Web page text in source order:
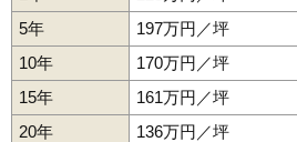
5年
197万円／坪
10年
170万円／坪
15年
161万円／坪
20年
136万円／坪